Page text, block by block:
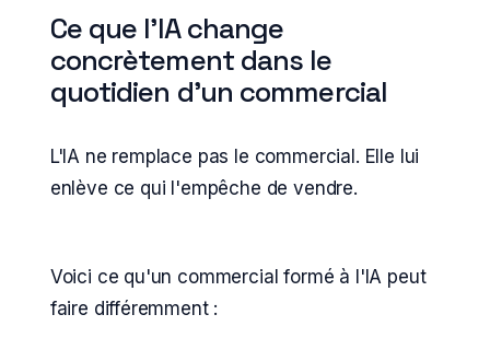
Ce que l'IA change
concrètement dans le
quotidien d'un commercial
L'IA ne remplace pas le commercial. Elle lui
enlève ce qui l'empêche de vendre.
Voici ce qu'un commercial formé à l'IA peut
faire différemment :